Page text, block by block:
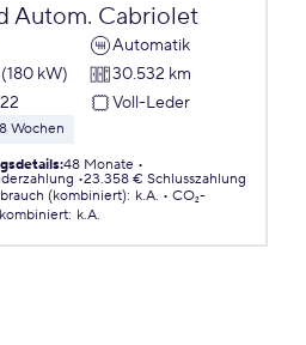
Autom. Cabriolet
Automatik
kW)
30.532 km
Voll-Leder
Wochen
:48 Monate
23.358 € Schlusszahlung
(kombiniert): k.A.
CO₂-
kombiniert: k.A.